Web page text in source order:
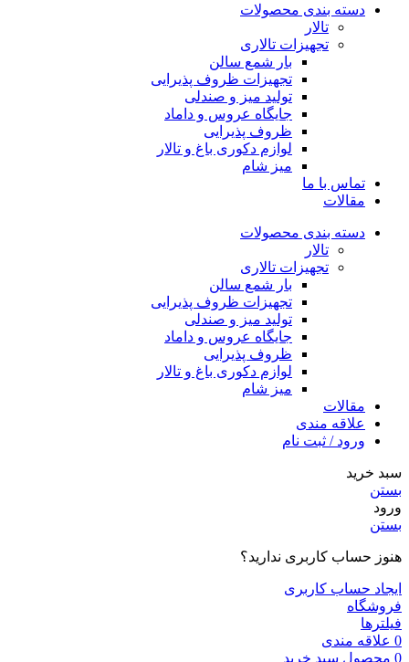
دسته بندی محصولات
تالار
تجهیزات تالاری
بار شمع سالن
تجهیزات ظروف پذیرایی
تولید میز و صندلی
جایگاه عروس و داماد
ظروف پذیرایی
لوازم دکوری باغ و تالار
میز شام
تماس با ما
مقالات
دسته بندی محصولات
تالار
تجهیزات تالاری
بار شمع سالن
تجهیزات ظروف پذیرایی
تولید میز و صندلی
جایگاه عروس و داماد
ظروف پذیرایی
لوازم دکوری باغ و تالار
میز شام
مقالات
علاقه مندی
ورود / ثبت نام
سبد خرید
بستن
ورود
بستن
هنوز حساب کاربری ندارید؟
ایجاد حساب کاربری
فروشگاه
فیلترها
0 علاقه مندی
0 محصول سبد خرید